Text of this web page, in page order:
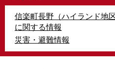
信楽町長野（ハイランド地
に関する情報
災害・避難情報